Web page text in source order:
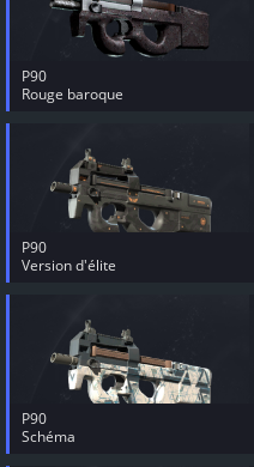
P90
Rouge baroque
P90
Version d'élite
P90
Schéma